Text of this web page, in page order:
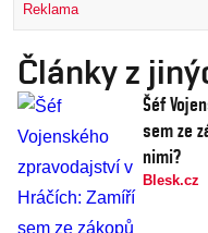
Reklama
Články z
Šéf
sem ze
nimi?
Blesk.cz